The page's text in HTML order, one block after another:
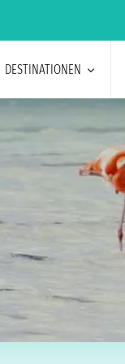
DESTINATIONEN